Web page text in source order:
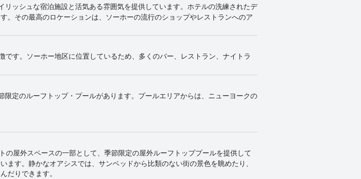
ッシュな宿泊施設と活気ある雰囲気を提供しています。ホテルの洗練されたデ
。その最高のロケーションは、ソーホーの流行のショップやレストランへのア
す。ソーホー地区に位置しているため、多くのバー、レストラン、ナイトラ
定のルーフトップ・プールがあります。プールエリアからは、ニューヨークの
屋外スペースの一部として、季節限定の屋外ルーフトッププールを提供して
す。静かなオアシスでは、サンベッドから比類のない街の景色を眺めたり、
だりできます。